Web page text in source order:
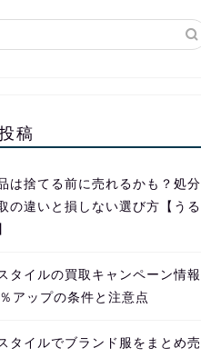
稿
は捨てる前に売れるかも？処分
の違いと損しない選び方【うる
タイルの買取キャンペーン情報
％アップの条件と注意点
タイルでブランド服をまとめ売